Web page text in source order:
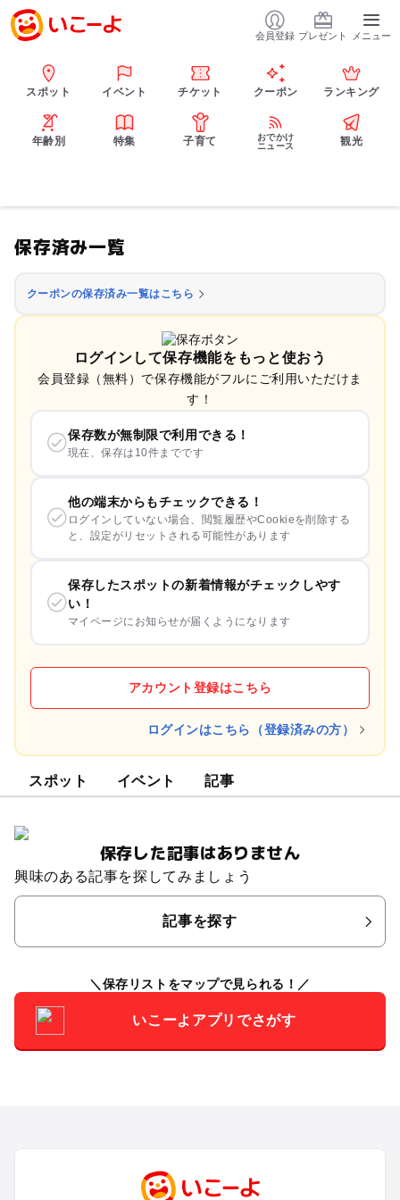
会員登録 プレゼント メニュー
スポット イベント チケット クーポン ランキング
年齢別 特集 子育て
おでかけ
ニュース
観光
保存済み一覧
クーポンの保存済み一覧はこちら
ログインして保存機能をもっと使おう
会員登録（無料）で保存機能がフルにご利用いただけま
す！
保存数が無制限で利用できる！
現在、保存は10件までです
他の端末からもチェックできる！
ログインしていない場合、閲覧履歴やCookieを削除する
と、設定がリセットされる可能性があります
保存したスポットの新着情報がチェックしやす
い！
マイページにお知らせが届くようになります
アカウント登録はこちら
ログインはこちら（登録済みの方）
スポット イベント 記事
保存した記事はありません
興味のある記事を探してみましょう
記事を探す
保存リストをマップで見られる！
いこーよアプリでさがす